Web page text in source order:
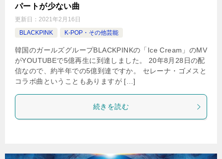
パートが少ない曲
更新日： 2021年2月16日
BLACKPINK
K-POP・その他芸能
韓国のガールズグループBLACKPINKの「Ice Cream」のMV
がYOUTUBEで5億再生に到達しました。 20年8月28日の配
信なので、約半年での5億到達ですか。 セレーナ・ゴメスと
コラボ曲ということもありますが […]
続きを読む